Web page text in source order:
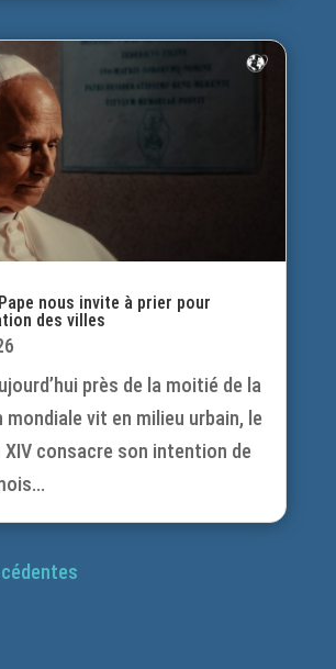
nous invite à prier pour
des villes
près de la moitié de la
mondiale vit en milieu urbain, le
XIV consacre son intention de